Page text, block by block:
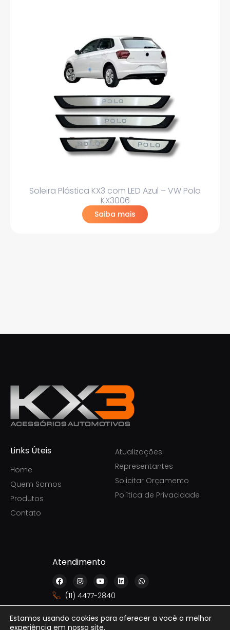
Soleira Plástica KX3 com LED Azul – VW Polo
KX3006
Saiba mais
Links Úteis
Home
Quem Somos
Produtos
Contato
Atualizações
Representantes
Solicitar Orçamento
Política de Privacidade
Atendimento
F
a
e
b
o
o
k
I
n
s
t
a
r
a
Y
o
u
t
u
e
L
i
e
d
i
W
h
s
p
(11) 4477-2840
Estamos usando cookies para oferecer a você a melhor
experiência em nosso site.